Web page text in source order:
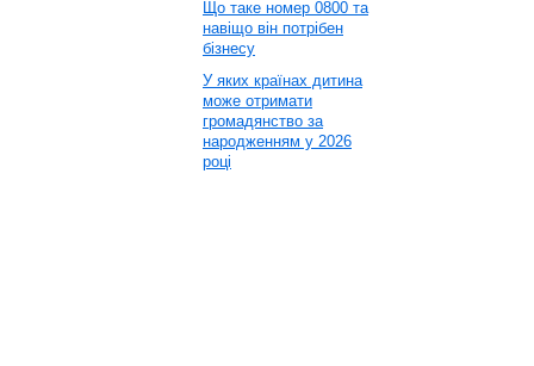
Що таке номер 0800 та
навіщо він потрібен
бізнесу
У яких країнах дитина
може отримати
громадянство за
народженням у 2026
році